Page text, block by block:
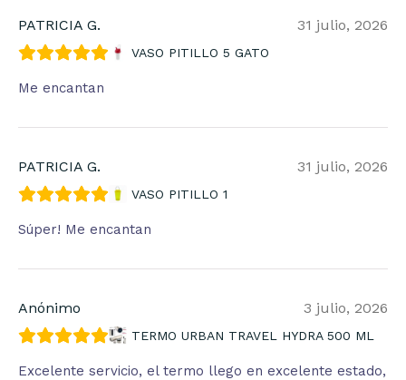
PATRICIA G. 31 julio, 2026
VASO PITILLO 5 GATO
Me encantan
PATRICIA G. 31 julio, 2026
VASO PITILLO 1
Súper! Me encantan
Anónimo 3 julio, 2026
TERMO URBAN TRAVEL HYDRA 500 ML
Excelente servicio, el termo llego en excelente estado,